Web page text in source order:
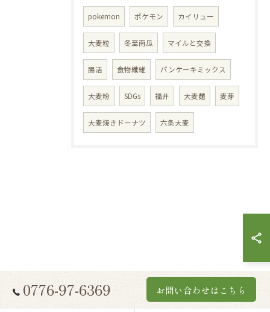
pokemon ポケモン カイリュー
大麦粒 冬至南瓜 マイルと交換
腸活 食物繊維 パンケーキミックス
大麦粉 SDGs 福井 大麦麺 麦芽
大麦焼きドーナツ 六条大麦
0776-97-6369 お問い合わせはこちら